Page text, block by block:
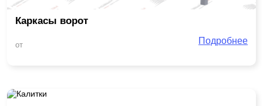
Каркасы ворот
от Подробнее